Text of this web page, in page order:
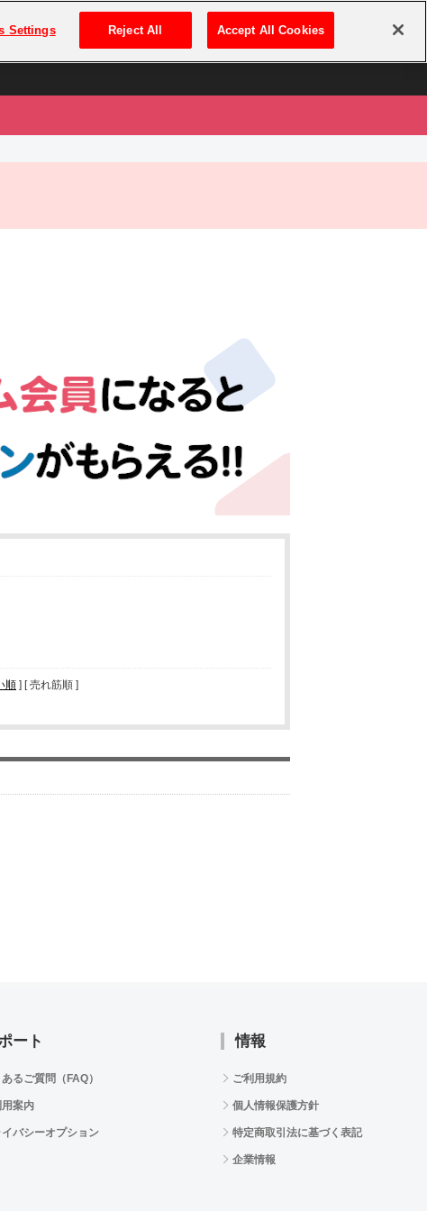
とは ログイン・新規登録
順 ] [ 売れ筋順 ]
ート
るご質問（FAQ）
用案内
イバシーオプション
情報
ご利用規約
個人情報保護方針
特定商取引法に基づく表記
企業情報
Settings Reject All Accept All Cookies